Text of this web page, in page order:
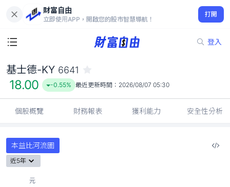
財富自由
立即使用APP，開啟您的股市智慧導航！
打開
登入
18.00
-0.55%
基士德-KY 6641
18.00 -0.55% 最近更新時間： 2026/08/07 05:30
個股概覽 財務報表 獲利能力 安全性分析
本益比河流圖
近5年